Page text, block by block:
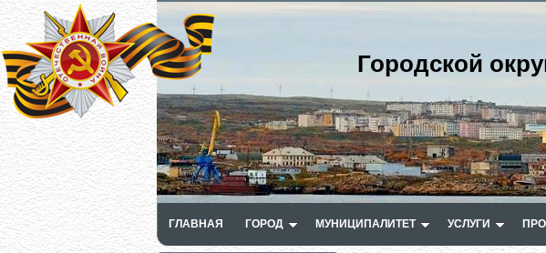
Городской
ГЛАВНАЯ ГОРОД МУНИЦИПАЛИТЕТ УСЛУГИ